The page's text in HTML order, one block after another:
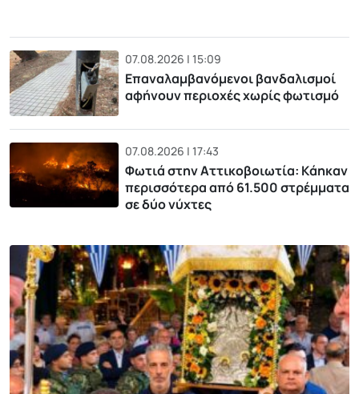
07.08.2026 | 15:09
Επαναλαμβανόμενοι βανδαλισμοί
αφήνουν περιοχές χωρίς φωτισμό
07.08.2026 | 17:43
Φωτιά στην Αττικοβοιωτία: Kάηκαν
περισσότερα από 61.500 στρέμματα
σε δύο νύχτες